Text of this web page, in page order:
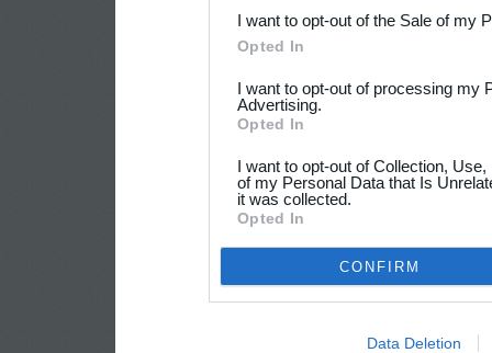
I want to opt-out of the Sale of my
Opted In
I want to opt-out of processing my
Advertising.
Opted In
I want to opt-out of Collection,
of my Personal Data that Is
it was collected.
Opted In
CONFIRM
Data Deletion